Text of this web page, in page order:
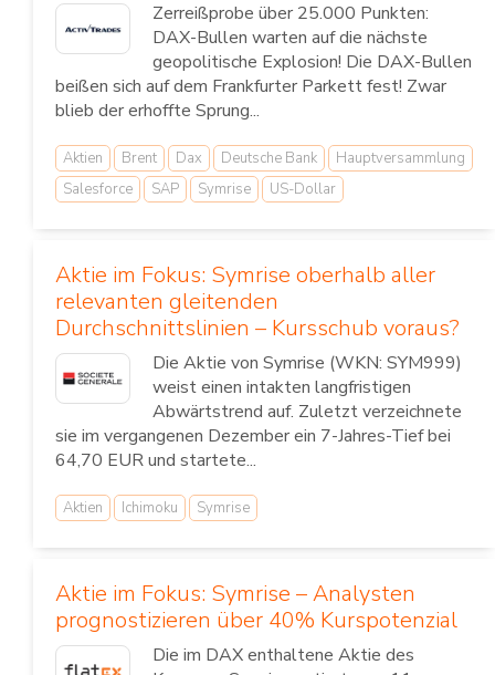
Zerreißprobe über 25.000 Punkten:
DAX-Bullen warten auf die nächste
geopolitische Explosion! Die DAX-Bullen
beißen sich auf dem Frankfurter Parkett fest! Zwar
blieb der erhoffte Sprung...
Aktien Brent Dax Deutsche Bank
Hauptversammlung
Salesforce
SAP Symrise US-Dollar
Aktie im Fokus: Symrise oberhalb aller
relevanten gleitenden
Durchschnittslinien – Kursschub voraus?
Die Aktie von Symrise (WKN: SYM999)
weist einen intakten langfristigen
Abwärtstrend auf. Zuletzt verzeichnete
sie im vergangenen Dezember ein 7-Jahres-Tief bei
64,70 EUR und startete...
Aktien Ichimoku Symrise
Aktie im Fokus: Symrise – Analysten
prognostizieren über 40% Kurspotenzial
Die im DAX enthaltene Aktie des